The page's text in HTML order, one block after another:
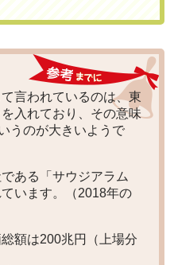
言われているのは、東
入れており、その意味
うのが大きいようで
ある「サウジアラム
います。（2018年の
額は200兆円（上場分